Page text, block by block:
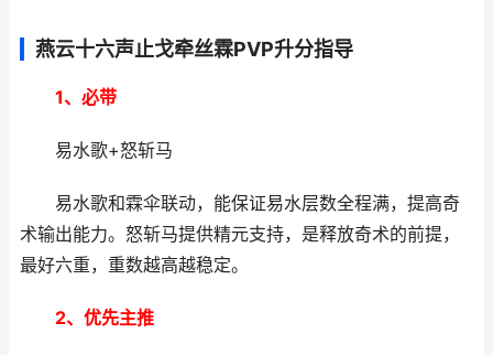
燕云十六声止戈牵丝霖PVP升分指导
1、必带
易水歌+怒斩马
易水歌和霖伞联动，能保证易水层数全程满，提高奇
术输出能力。怒斩马提供精元支持，是释放奇术的前提，
最好六重，重数越高越稳定。
2、优先主推